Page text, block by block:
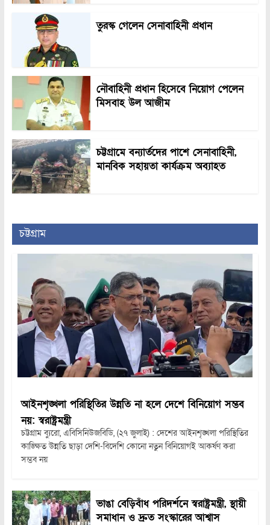
তুরস্ক গেলেন সেনাবাহিনী প্রধান
নৌবাহিনী প্রধান হিসেবে নিয়োগ পেলেন
মিসবাহ উল আজীম
চট্টগ্রামে বন্যার্তদের পাশে সেনাবাহিনী,
মানবিক সহায়তা কার্যক্রম অব্যাহত
চট্টগ্রাম
আইনশৃঙ্খলা পরিস্থিতির উন্নতি না হলে দেশে বিনিয়োগ সম্ভব
নয়: স্বরাষ্ট্রমন্ত্রী
চট্টগ্রাম ব্যুরো, এবিসিনিউজবিডি, (২৭ জুলাই) : দেশের আইনশৃঙ্খলা পরিস্থিতির
কাঙ্ক্ষিত উন্নতি ছাড়া দেশি-বিদেশি কোনো নতুন বিনিয়োগই আকর্ষণ করা
সম্ভব নয়
ভাঙা বেড়িবাঁধ পরিদর্শনে স্বরাষ্ট্রমন্ত্রী, স্থায়ী
সমাধান ও দ্রুত সংস্কারের আশ্বাস